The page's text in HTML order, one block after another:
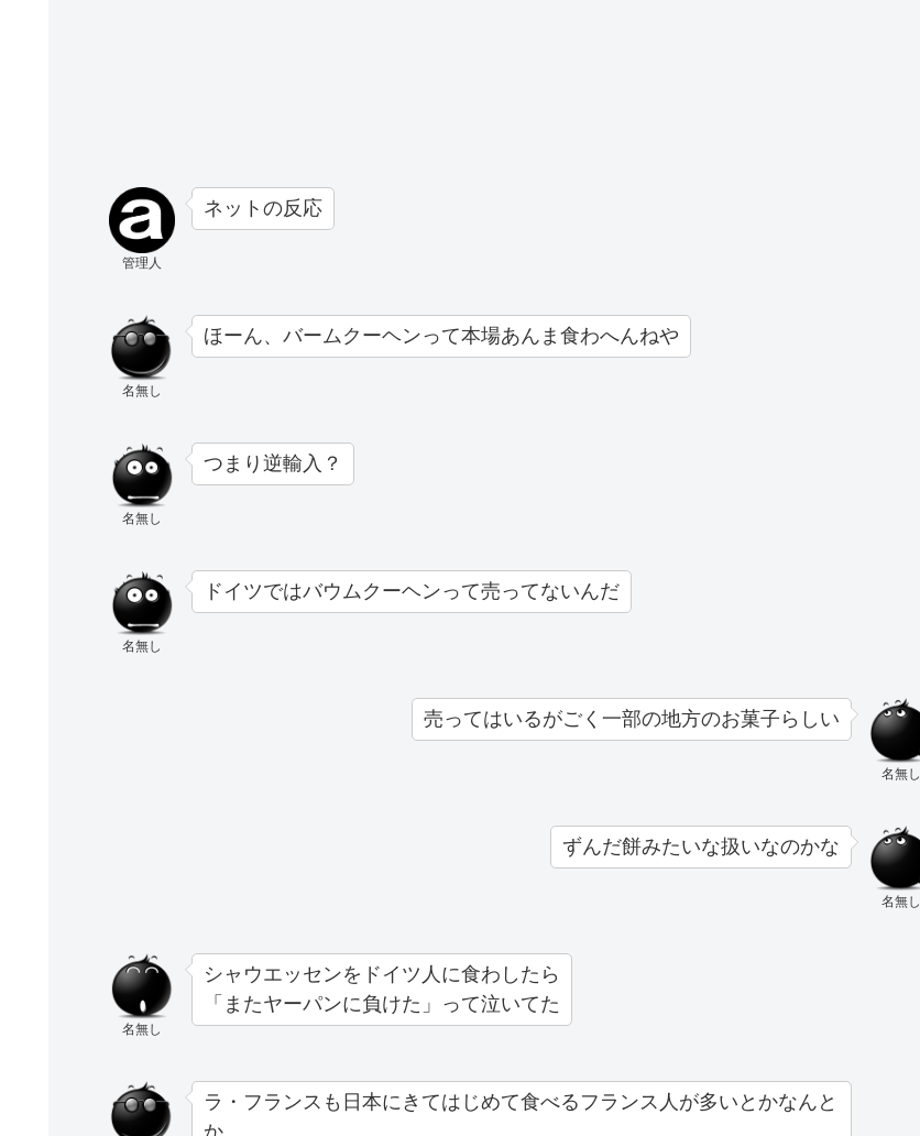
管理人
ネットの反応
名無し
ほーん、バームクーヘンって本場あんま食わへんねや
名無し
つまり逆輸入？
名無し
ドイツではバウムクーヘンって売ってないんだ
名無し
売ってはいるがごく一部の地方のお菓子らしい
名無し
ずんだ餅みたいな扱いなのかな
名無し
シャウエッセンをドイツ人に食わしたら
「またヤーパンに負けた」って泣いてた
ラ・フランスも日本にきてはじめて食べるフランス人が多いとかなんと